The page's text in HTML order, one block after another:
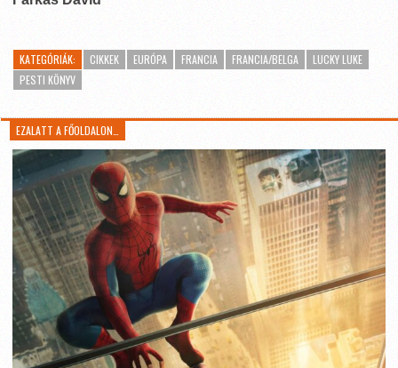
KATEGÓRIÁK: CIKKEK EURÓPA FRANCIA FRANCIA/BELGA
LUCKY LUKE
PESTI KÖNYV
EZALATT A FŐOLDALON…